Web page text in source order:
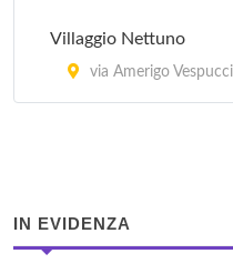
Rota
via Rota 25,
Villaggio Nettuno
via Amerigo
IN EVIDENZA